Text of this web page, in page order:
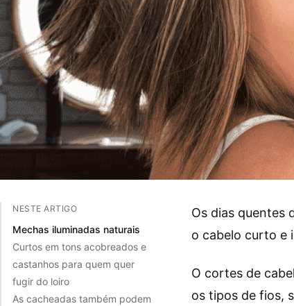
NESTE ARTIGO
Mechas iluminadas naturais
Curtos em tons acobreados e
castanhos para quem quer
fugir do loiro
As cacheadas também podem
Os dias quentes
o cabelo curto e
O cortes de
os tipos de fios,